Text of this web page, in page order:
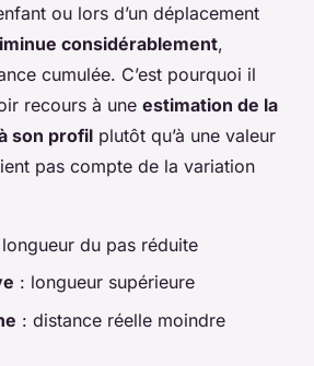
ou lors d’un déplacement
considérablement,
cumulée. C’est pourquoi il
recours à une estimation de la
son profil plutôt qu’à une valeur
pas compte de la variation
du pas réduite
: longueur supérieure
: distance réelle moindre